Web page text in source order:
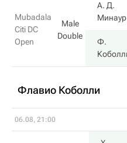
Mubadala
Citi DC
Open
Male
Double
А. Д.
Минаур
Ф.
Флавио Коболли
06.08, 21:00